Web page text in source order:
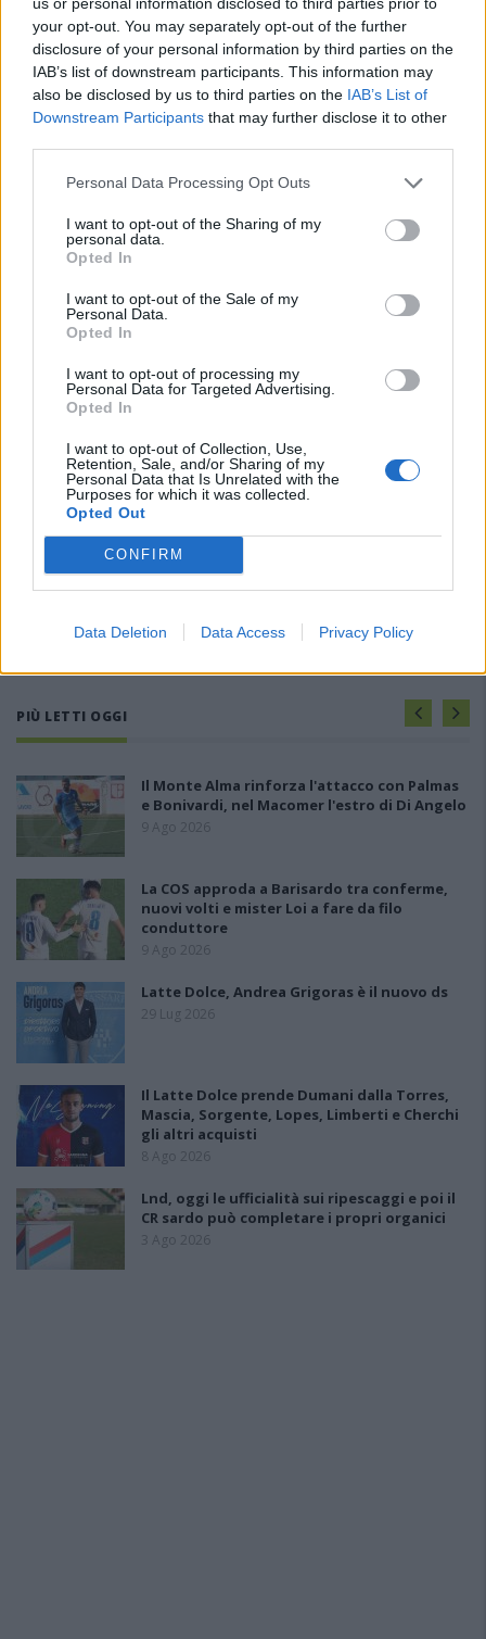
your opt-out. You may separately opt-out of the further
disclosure of your personal information by third parties on the
IAB’s list of downstream participants. This information may
also be disclosed by us to third parties on the IAB’s List of
Downstream Participants that may further disclose it to other
Personal Data Processing Opt Outs
I want to opt-out of the Sharing of my
personal data.
Opted In
I want to opt-out of the Sale of my
Personal Data.
Opted In
I want to opt-out of processing my
Personal Data for Targeted Advertising.
Opted In
I want to opt-out of Collection, Use,
Retention, Sale, and/or Sharing of my
Personal Data that Is Unrelated with the
Purposes for which it was collected.
Opted Out
CONFIRM
Data Deletion Data Access Privacy Policy
PIÙ LETTI OGGI
Il Monte Alma rinforza l'attacco con Palmas
e Bonivardi, nel Macomer l'estro di Di Angelo
9 Ago 2026
La COS approda a Barisardo tra conferme,
nuovi volti e mister Loi a fare da filo
conduttore
9 Ago 2026
Latte Dolce, Andrea Grigoras è il nuovo ds
29 Lug 2026
Il Latte Dolce prende Dumani dalla Torres,
Mascia, Sorgente, Lopes, Limberti e Cherchi
gli altri acquisti
8 Ago 2026
Lnd, oggi le ufficialità sui ripescaggi e poi il
CR sardo può completare i propri organici
3 Ago 2026